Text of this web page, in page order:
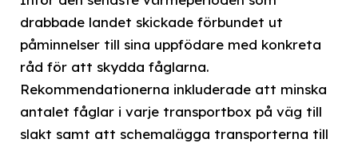
drabbade landet skickade förbundet ut
påminnelser till sina uppfödare med konkreta
råd för att skydda fåglarna.
Rekommendationerna inkluderade att minska
antalet fåglar i varje transportbox på väg till
slakt samt att schemalägga transporterna till